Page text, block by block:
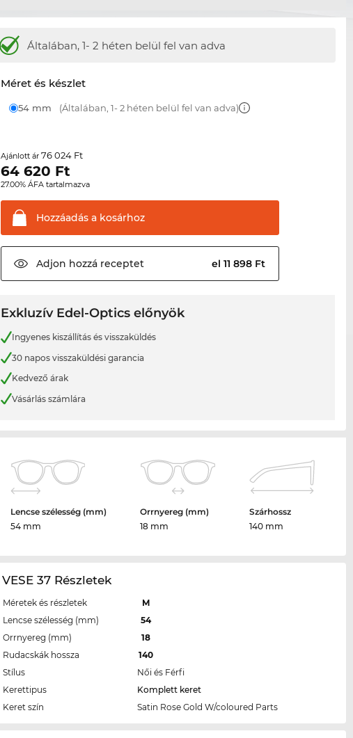
Általában, 1- 2 héten belül fel van adva
Méret és készlet
54 mm (Általában, 1- 2 héten belül fel van adva)
Ajánlott ár76 024 Ft
64 620 Ft
27.00% ÁFA tartalmazva
Hozzáadás a kosárhoz
Adjon hozzá receptet el 11 898 Ft
Exkluzív Edel-Optics előnyök
Ingyenes kiszállítás és visszaküldés
30 napos visszaküldési garancia
Kedvező árak
Vásárlás számlára
Lencse szélesség (mm)
54 mm
Orrnyereg (mm)
18 mm
Szárhossz
140 mm
VESE 37 Részletek
Méretek és részletek
M
Lencse szélesség (mm)
54
Orrnyereg (mm)
18
Rudacskák hossza
140
Stílus
Női és Férfi
Kerettipus
Komplett keret
Keret szín
Satin Rose Gold W/coloured Parts